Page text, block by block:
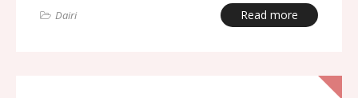
Dairi Read more